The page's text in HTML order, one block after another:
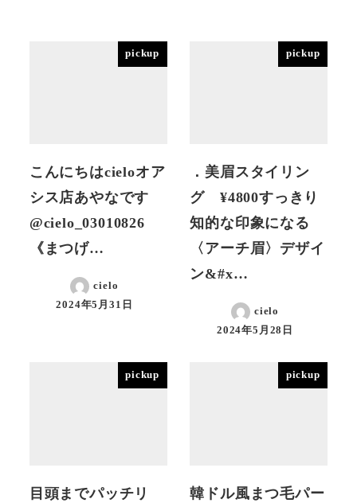
pickup
こんにちはcieloオア
シス店あやなです
@cielo_03010826
《まつげ…
cielo
投稿日
2024年5月31日
pickup
．美眉スタイリン
グ ¥4800すっきり
知的な印象になる
〈アーチ眉〉デザイ
ン&#x…
cielo
投稿日
2024年5月28日
pickup
目頭までパッチリ
pickup
韓ドル風まつ毛パー